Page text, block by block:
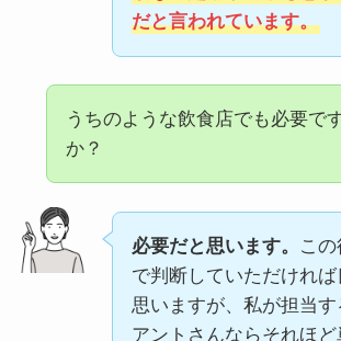
だと言われています。
うちのような飲食店でも必要で
か？
必要だと思います。
こ
で判断していただけれ
思いますが、私が担当す
アントさんならそれほ